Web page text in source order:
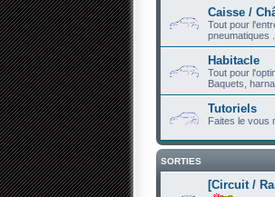
Caisse /
Tout pour
pneumatiques ...
Habitacle
Tout pour
Baquets,
Tutoriels
Faites le vous
SORTIES
[Circuit /